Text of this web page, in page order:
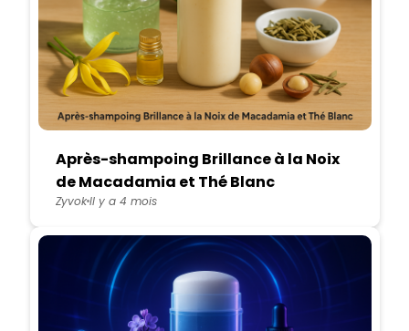
Après-shampoing Brillance à la Noix
de Macadamia et Thé Blanc
ZyvokIl y a 4 mois